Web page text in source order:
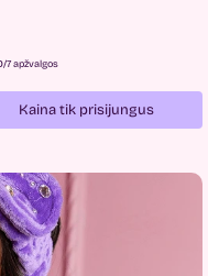
/7 apžvalgos
Kaina tik prisijungus